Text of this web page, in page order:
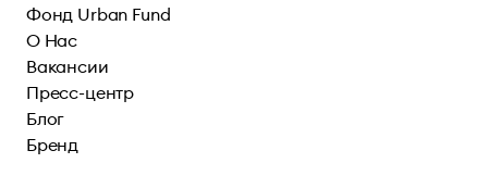
Фонд Urban Fund
О Нас
Вакансии
Пресс-центр
Блог
Бренд